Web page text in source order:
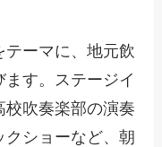
テーマに、地元飲
す。ステージイ
吹奏楽部の演奏
ショーなど、朝